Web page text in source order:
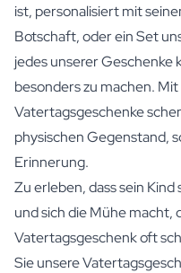
ist, personalisiert mit
Botschaft, oder ein Set
jedes unserer Geschenke
besonders zu machen.
Vatertagsgeschenke
physischen Gegenstand,
Erinnerung.
Zu erleben, dass sein
und sich die Mühe macht,
Vatertagsgeschenk oft
Sie unsere